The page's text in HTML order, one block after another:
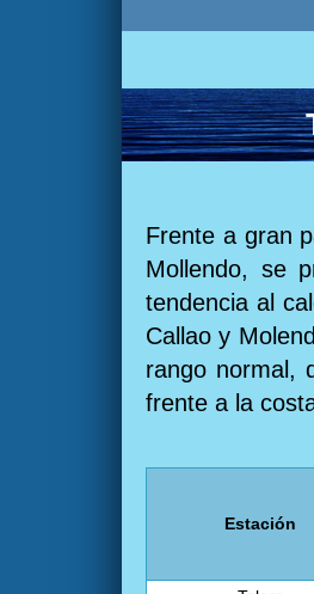
Frente a gran
Mollendo, se
tendencia al
Callao y
rango normal,
frente a la
Estación